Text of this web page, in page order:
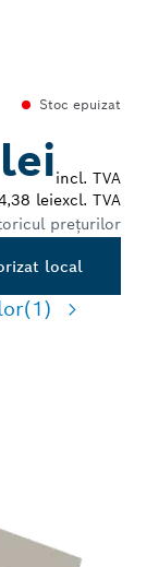
Stoc epuizat
incl. TVA
leiexcl. TVA
prețurilor
local
(1)